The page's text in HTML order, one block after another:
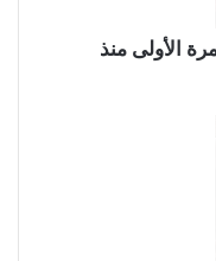
الإصابات تتجاوز 4000 للمرة الأولى منذ